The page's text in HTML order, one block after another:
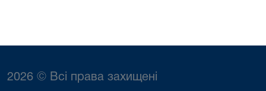
2026 © Всі права захищені